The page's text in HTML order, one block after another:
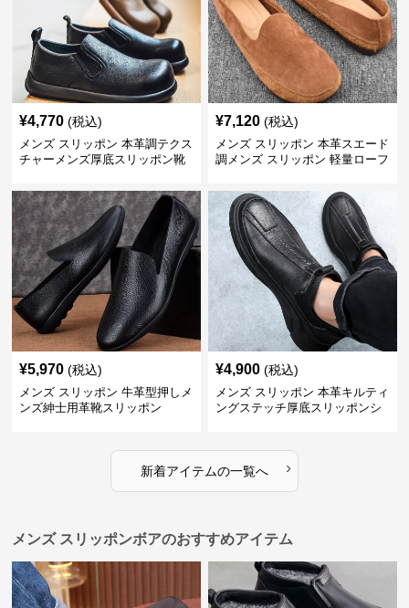
¥4,770 (税込)
メンズ スリッポン 本革調テクス
チャーメンズ厚底スリッポン靴
¥7,120 (税込)
メンズ スリッポン 本革スエード
調メンズ スリッポン 軽量ローフ
¥5,970 (税込)
メンズ スリッポン 牛革型押しメ
ンズ紳士用革靴スリッポン
¥4,900 (税込)
メンズ スリッポン 本革キルティ
ングステッチ厚底スリッポンシ
新着アイテムの一覧へ ›
メンズ スリッポンボアのおすすめアイテム